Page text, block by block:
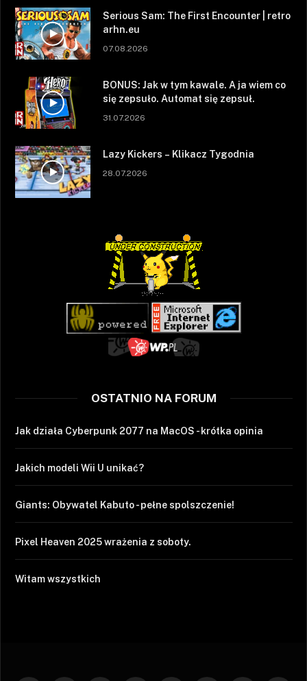
Serious Sam: The First Encounter | retro
arhn.eu
07.08.2026
BONUS: Jak w tym kawale. A ja wiem co
się zepsuło. Automat się zepsuł.
31.07.2026
Lazy Kickers – Klikacz Tygodnia
28.07.2026
OSTATNIO NA FORUM
Jak działa Cyberpunk 2077 na MacOS - krótka opinia
Jakich modeli Wii U unikać?
Giants: Obywatel Kabuto - pełne spolszczenie!
Pixel Heaven 2025 wrażenia z soboty.
Witam wszystkich